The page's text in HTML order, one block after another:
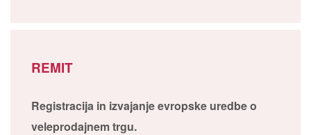
REMIT
Registracija in izvajanje evropske uredbe o
veleprodajnem trgu.